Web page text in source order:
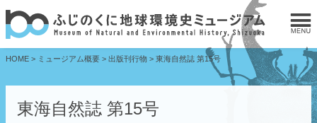
HOME > ミュージアム概要 > 出版刊行物 > 東海自然誌 第15号
東海自然誌 第15号